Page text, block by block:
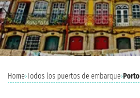
Home›Todos los puertos de embarque›Porto